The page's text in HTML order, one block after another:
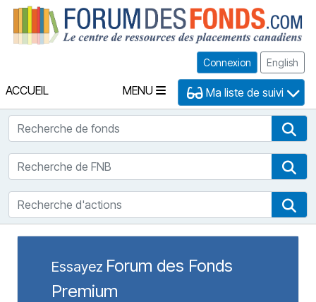
Connexion English
ACCUEIL MENU Ma liste de suivi
Recherche de fonds
Recherche de FNB
Recherche d'actions
Essayez Forum des Fonds
Premium